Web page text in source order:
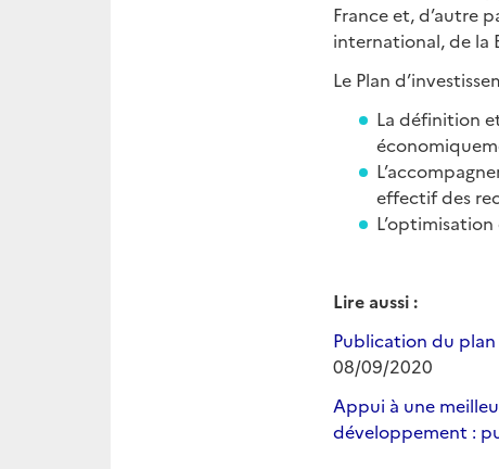
France et, d’autre
international, de la
Le Plan
La définition
effectif des
Lire aussi :
Publication du
08/09/2020
Appui à une
développement :